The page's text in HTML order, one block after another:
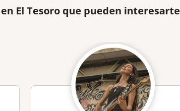
El Tesoro que pueden interesarte